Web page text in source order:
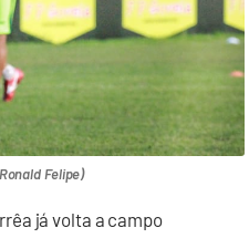
Felipe)
já volta a campo